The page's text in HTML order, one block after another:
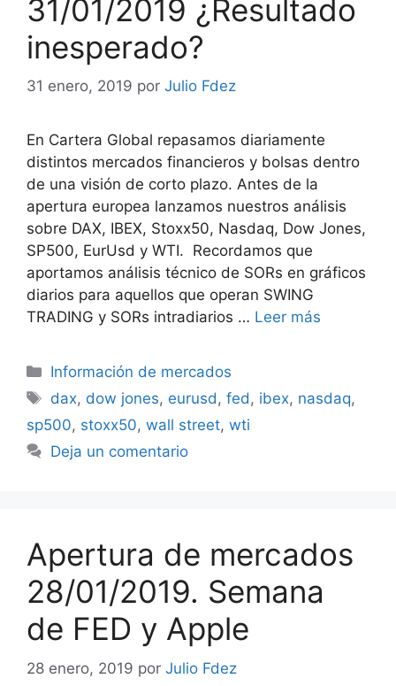
31/01/2019 ¿Resultado
inesperado?
31 enero, 2019 por Julio Fdez
En Cartera Global repasamos diariamente
distintos mercados financieros y bolsas dentro
de una visión de corto plazo. Antes de la
apertura europea lanzamos nuestros análisis
sobre DAX, IBEX, Stoxx50, Nasdaq, Dow Jones,
SP500, EurUsd y WTI. Recordamos que
aportamos análisis técnico de SORs en gráficos
diarios para aquellos que operan SWING
TRADING y SORs intradiarios … Leer más
Categorías
Información de mercados
Etiquetas
dax, dow jones, eurusd,fed, ibex, nasdaq,
sp500, stoxx50, wall street, wti
Deja un comentario
Apertura de mercados
28/01/2019. Semana
de FED y Apple
28 enero, 2019 por Julio Fdez